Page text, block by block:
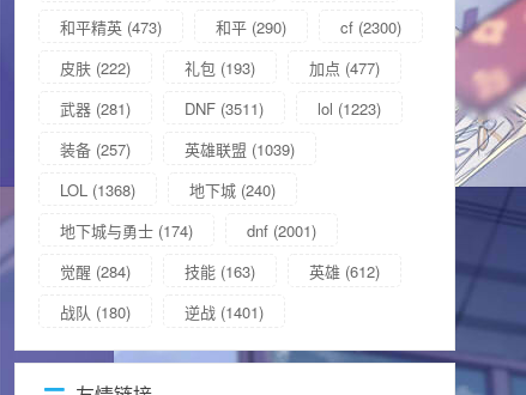
和平精英 (473) 和平 (290) cf (2300)
皮肤 (222) 礼包 (193) 加点 (477)
武器 (281) DNF (3511) lol (1223)
装备 (257) 英雄联盟 (1039)
LOL (1368) 地下城 (240)
地下城与勇士 (174) dnf (2001)
觉醒 (284) 技能 (163) 英雄 (612)
战队 (180) 逆战 (1401)